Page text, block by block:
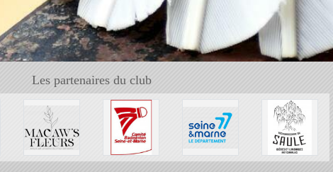
Les partenaires du club